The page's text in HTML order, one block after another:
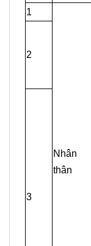
1
Nhân
thân
2
3